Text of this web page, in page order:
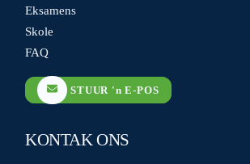
Eksamens
Skole
FAQ
STUUR 'n E-POS
KONTAK ONS